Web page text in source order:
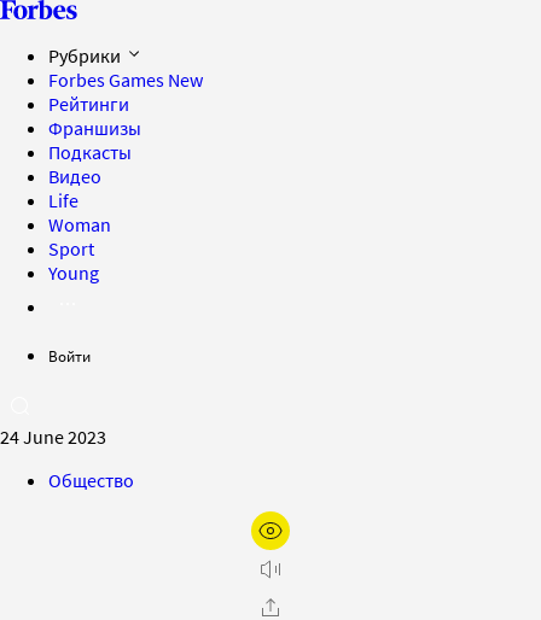
Рубрики
Forbes Games New
Рейтинги
Франшизы
Подкасты
Видео
Life
Woman
Sport
Young
Войти
24 June 2023
Общество